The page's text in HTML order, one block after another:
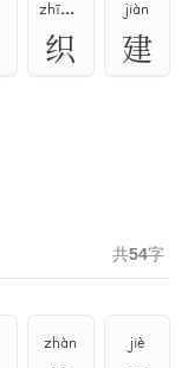
zhī、zhì
织
jiàn
建
共54字
zhàn jiè